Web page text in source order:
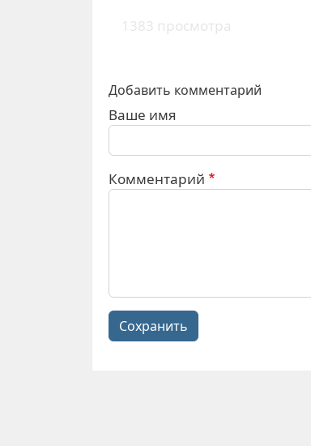
1383 просмотра
Добавить комментарий
Ваше имя
Комментарий
Сохранить